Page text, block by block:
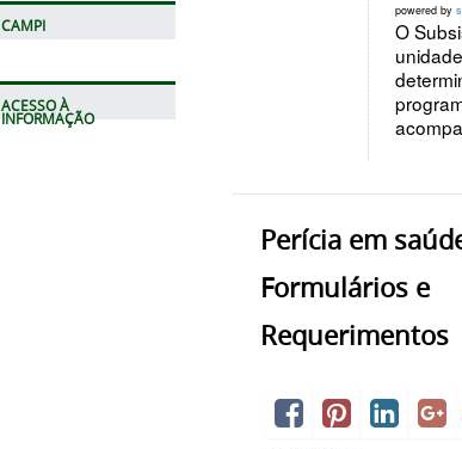
CAMPI
ACESSO À
INFORMAÇÃO
powered by
O
Perícia em
Formulários e
Requerimentos